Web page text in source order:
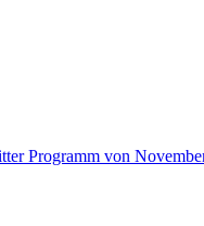
Programm von